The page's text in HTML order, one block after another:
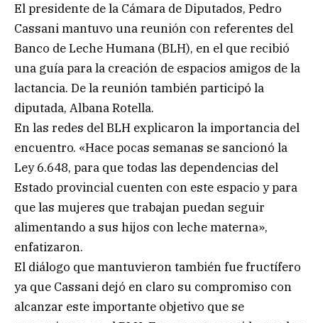
El presidente de la Cámara de Diputados, Pedro
Cassani mantuvo una reunión con referentes del
Banco de Leche Humana (BLH), en el que recibió
una guía para la creación de espacios amigos de la
lactancia. De la reunión también participó la
diputada, Albana Rotella.
En las redes del BLH explicaron la importancia del
encuentro. «Hace pocas semanas se sancionó la
Ley 6.648, para que todas las dependencias del
Estado provincial cuenten con este espacio y para
que las mujeres que trabajan puedan seguir
alimentando a sus hijos con leche materna»,
enfatizaron.
El diálogo que mantuvieron también fue fructífero
ya que Cassani dejó en claro su compromiso con
alcanzar este importante objetivo que se